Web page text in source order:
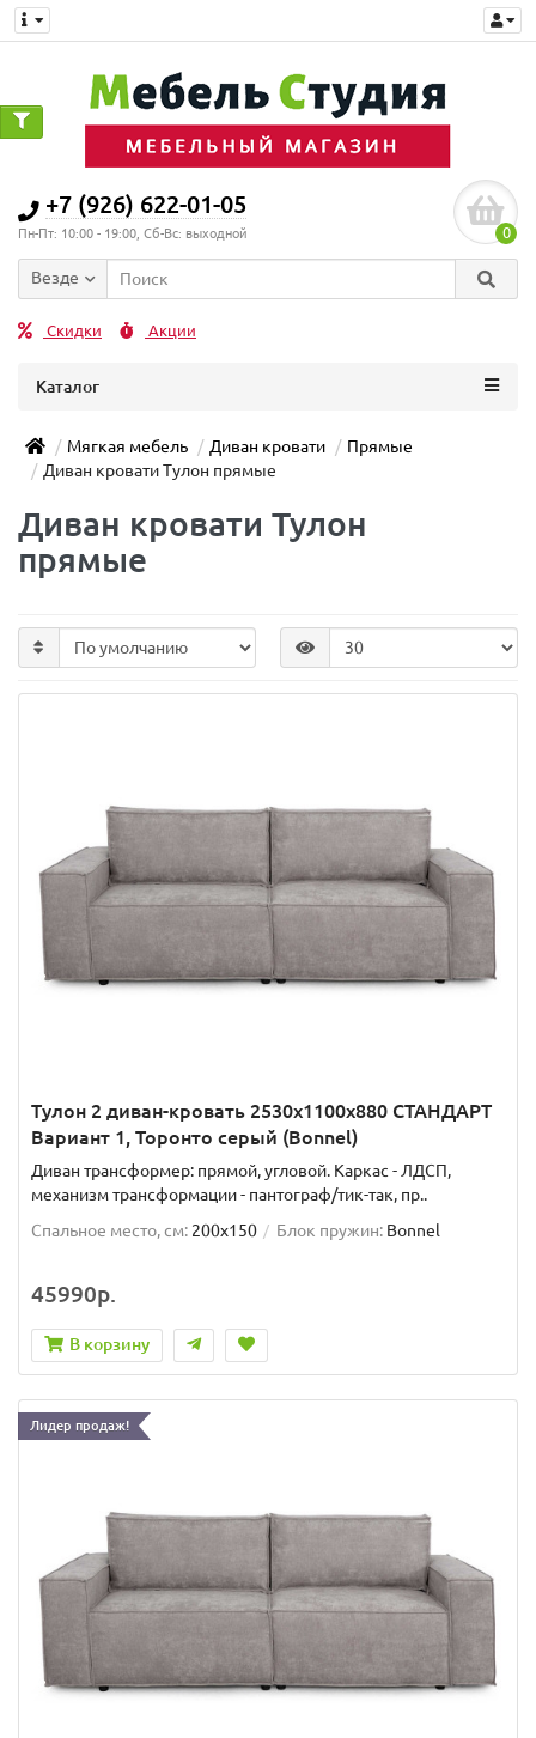
+7 (926) 622-01-05
Пн-Пт: 10:00 - 19:00, Сб-Вс: выходной 0
Везде
Скидки Акции
Каталог
Мягкая мебель Диван кровати
Прямые
Диван кровати Тулон прямые
Диван кровати Тулон
прямые
Тулон 2 диван-кровать 2530х1100х880 СТАНДАРТ
Вариант 1, Торонто серый (Bonnel)
Диван трансформер: прямой, угловой. Каркас - ЛДСП,
механизм трансформации - пантограф/тик-так, пр..
Спальное место, см: 200x150 Блок пружин: Bonnel
45990р.
В корзину
Лидер продаж!